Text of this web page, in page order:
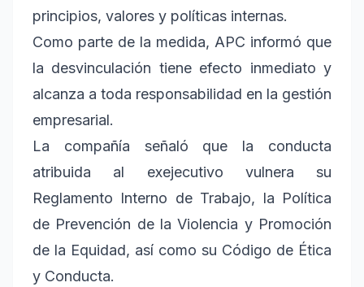
principios, valores y políticas internas.
Como parte de la medida, APC informó que
la desvinculación tiene efecto inmediato y
alcanza a toda responsabilidad en la gestión
empresarial.
La compañía señaló que la conducta
atribuida al exejecutivo vulnera su
Reglamento Interno de Trabajo, la Política
de Prevención de la Violencia y Promoción
de la Equidad, así como su Código de Ética
y Conducta.